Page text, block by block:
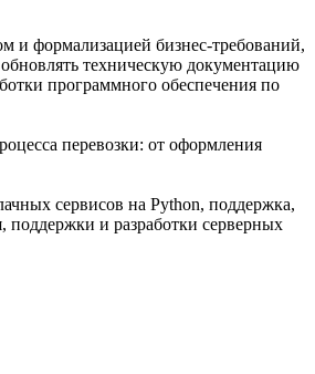
и формализацией бизнес-требований,
техническую документацию
программного обеспечения по
перевозки: от оформления
сервисов на Python, поддержка,
поддержки и разработки серверных